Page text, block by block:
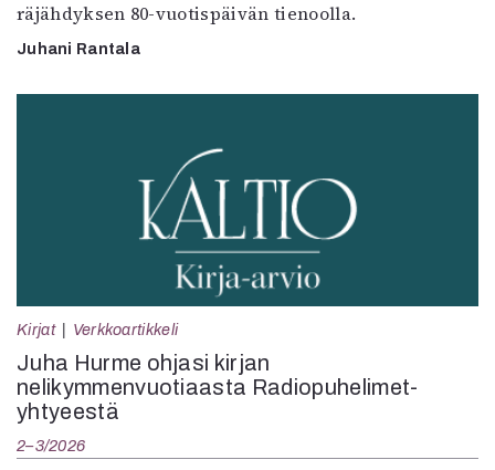
räjähdyksen 80-vuotispäivän tienoolla.
Juhani Rantala
Kirjat Verkkoartikkeli
Juha Hurme ohjasi kirjan
nelikymmenvuotiaasta Radiopuhelimet-
yhtyeestä
2–3/2026